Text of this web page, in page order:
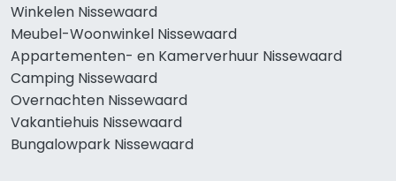
Winkelen Nissewaard
Meubel-Woonwinkel Nissewaard
Appartementen- en Kamerverhuur Nissewaard
Camping Nissewaard
Overnachten Nissewaard
Vakantiehuis Nissewaard
Bungalowpark Nissewaard